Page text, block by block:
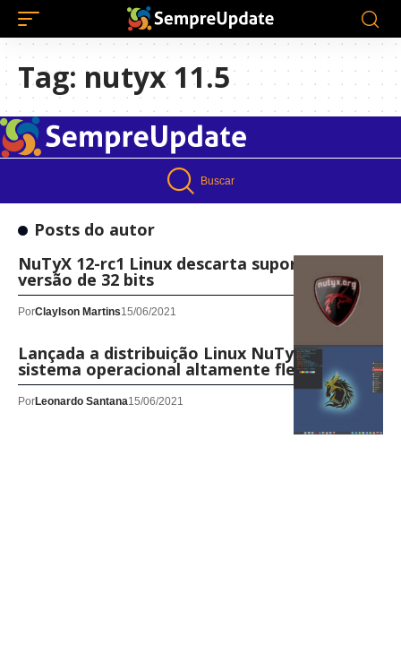
Tag: nutyx 11.5
Buscar
Posts do autor
NuTyX 12-rc1 Linux descarta suporte à
versão de 32 bits
PorClaylson Martins15/06/2021
Lançada a distribuição Linux NuTyX 11.5: um
sistema operacional altamente flexível
PorLeonardo Santana15/06/2021